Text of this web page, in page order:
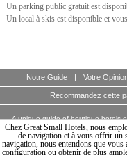
Un parking public gratuit est
Un local à skis est disponible et
Notre Guide | Votre
Recommandez cette
A unique guide of boutique hotels
© Copyright 2003
Chez Great Small Hotels, nous
de navigation et à vous offrir un
navigation, nous entendons que
configuration ou obtenir de plus